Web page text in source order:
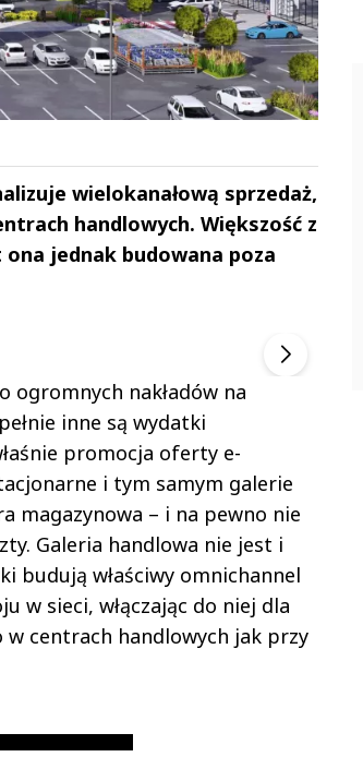
wielokanałową sprzedaż,
handlowych. Większość z
jednak budowana poza
ogromnych nakładów na
inne są wydatki
promocja oferty e-
i tym samym galerie
magazynowa – i na pewno nie
Galeria handlowa nie jest i
budują właściwy omnichannel
w sieci, włączając do niej dla
centrach handlowych jak przy